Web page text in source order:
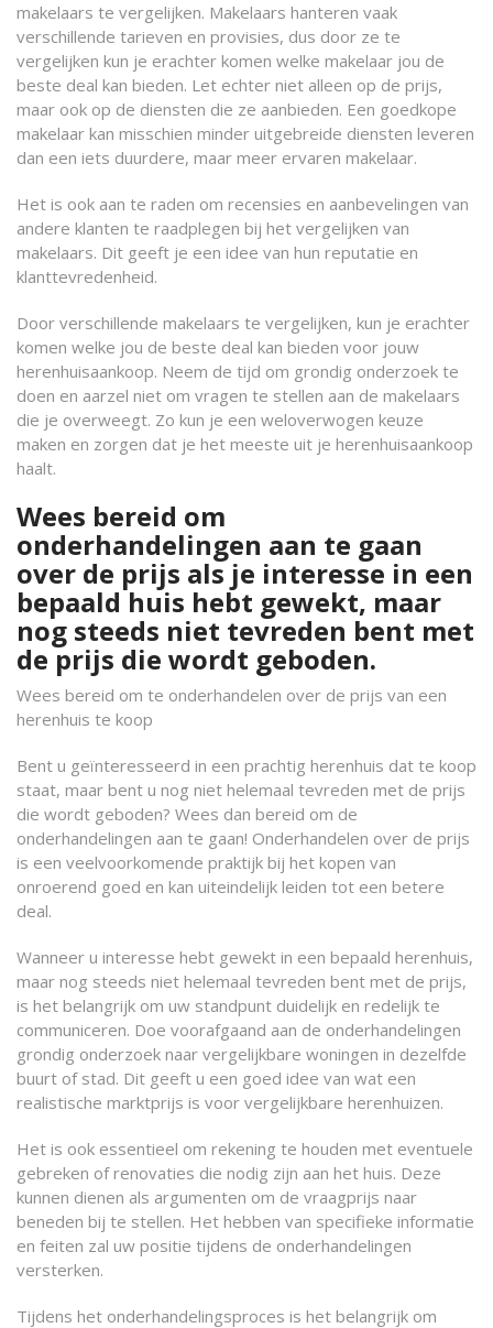
makelaars te vergelijken. Makelaars hanteren vaak
verschillende tarieven en provisies, dus door ze te
vergelijken kun je erachter komen welke makelaar jou de
beste deal kan bieden. Let echter niet alleen op de prijs,
maar ook op de diensten die ze aanbieden. Een goedkope
makelaar kan misschien minder uitgebreide diensten leveren
dan een iets duurdere, maar meer ervaren makelaar.
Het is ook aan te raden om recensies en aanbevelingen van
andere klanten te raadplegen bij het vergelijken van
makelaars. Dit geeft je een idee van hun reputatie en
klanttevredenheid.
Door verschillende makelaars te vergelijken, kun je erachter
komen welke jou de beste deal kan bieden voor jouw
herenhuisaankoop. Neem de tijd om grondig onderzoek te
doen en aarzel niet om vragen te stellen aan de makelaars
die je overweegt. Zo kun je een weloverwogen keuze
maken en zorgen dat je het meeste uit je herenhuisaankoop
haalt.
Wees bereid om
onderhandelingen aan te gaan
over de prijs als je interesse in een
bepaald huis hebt gewekt, maar
nog steeds niet tevreden bent met
de prijs die wordt geboden.
Wees bereid om te onderhandelen over de prijs van een
herenhuis te koop
Bent u geïnteresseerd in een prachtig herenhuis dat te koop
staat, maar bent u nog niet helemaal tevreden met de prijs
die wordt geboden? Wees dan bereid om de
onderhandelingen aan te gaan! Onderhandelen over de prijs
is een veelvoorkomende praktijk bij het kopen van
onroerend goed en kan uiteindelijk leiden tot een betere
deal.
Wanneer u interesse hebt gewekt in een bepaald herenhuis,
maar nog steeds niet helemaal tevreden bent met de prijs,
is het belangrijk om uw standpunt duidelijk en redelijk te
communiceren. Doe voorafgaand aan de onderhandelingen
grondig onderzoek naar vergelijkbare woningen in dezelfde
buurt of stad. Dit geeft u een goed idee van wat een
realistische marktprijs is voor vergelijkbare herenhuizen.
Het is ook essentieel om rekening te houden met eventuele
gebreken of renovaties die nodig zijn aan het huis. Deze
kunnen dienen als argumenten om de vraagprijs naar
beneden bij te stellen. Het hebben van specifieke informatie
en feiten zal uw positie tijdens de onderhandelingen
versterken.
Tijdens het onderhandelingsproces is het belangrijk om